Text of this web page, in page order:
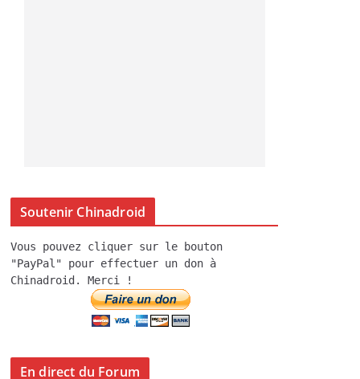
Soutenir Chinadroid
Vous pouvez cliquer sur le bouton
"PayPal" pour effectuer un don à
Chinadroid. Merci !
En direct du Forum